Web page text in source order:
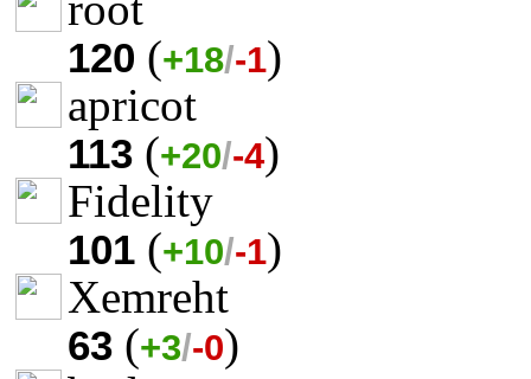
120 (+18/-1)
apricot
113 (+20/-4)
Fidelity
101 (+10/-1)
Xemreht
63 (+3/-0)